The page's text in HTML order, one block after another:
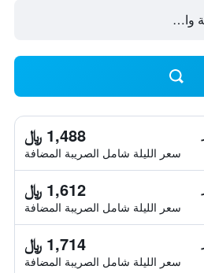
1,488 ﷼
سعر الليلة شامل الصريبة المضافة
1,612 ﷼
سعر الليلة شامل الصريبة المضافة
1,714 ﷼
سعر الليلة شامل الصريبة المضافة